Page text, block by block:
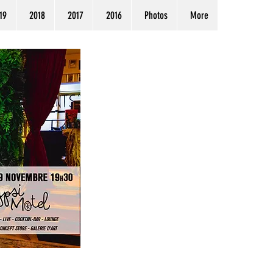
2018 2017 2016 Photos More